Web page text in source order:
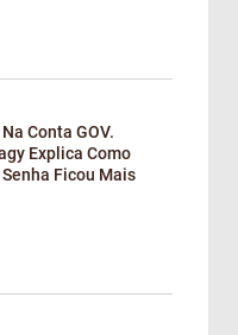
Conta GOV.
Explica Como
Ficou Mais